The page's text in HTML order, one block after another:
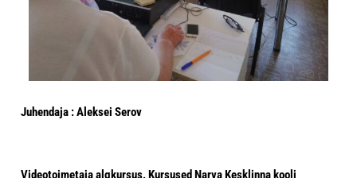
Juhendaja : Aleksei Serov
Videotoimetaja algkursus. Kursused Narva Kesklinna kooli